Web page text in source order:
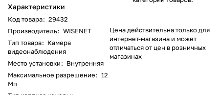
Характеристики
Код товара: 29432
Производитель: WISENET
Тип товара: Камера
видеонаблюдения
Место установки: Внутренняя
Максимальное разрешение: 12
Мп
Цена действительна только для
интернет-магазина и может
отличаться от цен в розничных
магазинах